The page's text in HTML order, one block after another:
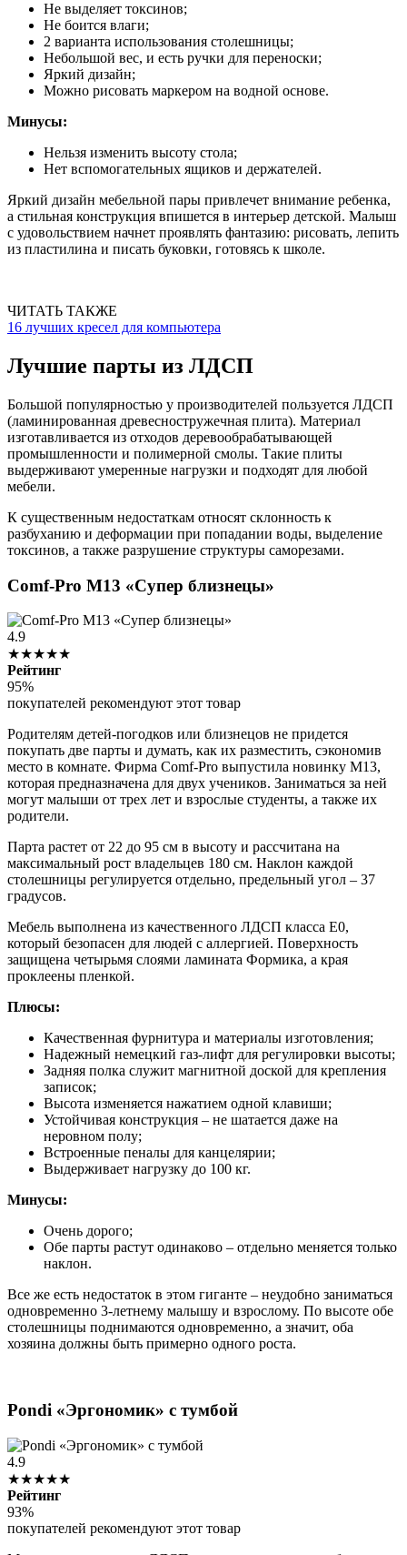
Не выделяет токсинов;
Не боится влаги;
2 варианта использования столешницы;
Небольшой вес, и есть ручки для переноски;
Яркий дизайн;
Можно рисовать маркером на водной основе.
Минусы:
Нельзя изменить высоту стола;
Нет вспомогательных ящиков и держателей.
Яркий дизайн мебельной пары привлечет внимание ребенка,
а стильная конструкция впишется в интерьер детской. Малыш
с удовольствием начнет проявлять фантазию: рисовать, лепить
из пластилина и писать буковки, готовясь к школе.
ЧИТАТЬ ТАКЖЕ
16 лучших кресел для компьютера
Лучшие парты из ЛДСП
Большой популярностью у производителей пользуется ЛДСП
(ламинированная древесностружечная плита). Материал
изготавливается из отходов деревообрабатывающей
промышленности и полимерной смолы. Такие плиты
выдерживают умеренные нагрузки и подходят для любой
мебели.
К существенным недостаткам относят склонность к
разбуханию и деформации при попадании воды, выделение
токсинов, а также разрушение структуры саморезами.
Comf-Pro M13 «Супер близнецы»
4.9
★★★★★
Рейтинг
95%
покупателей рекомендуют этот товар
Родителям детей-погодков или близнецов не придется
покупать две парты и думать, как их разместить, сэкономив
место в комнате. Фирма Comf-Pro выпустила новинку М13,
которая предназначена для двух учеников. Заниматься за ней
могут малыши от трех лет и взрослые студенты, а также их
родители.
Парта растет от 22 до 95 см в высоту и рассчитана на
максимальный рост владельцев 180 см. Наклон каждой
столешницы регулируется отдельно, предельный угол – 37
градусов.
Мебель выполнена из качественного ЛДСП класса Е0,
который безопасен для людей с аллергией. Поверхность
защищена четырьмя слоями ламината Формика, а края
проклеены пленкой.
Плюсы:
Качественная фурнитура и материалы изготовления;
Надежный немецкий газ-лифт для регулировки высоты;
Задняя полка служит магнитной доской для крепления
записок;
Высота изменяется нажатием одной клавиши;
Устойчивая конструкция – не шатается даже на
неровном полу;
Встроенные пеналы для канцелярии;
Выдерживает нагрузку до 100 кг.
Минусы:
Очень дорого;
Обе парты растут одинаково – отдельно меняется только
наклон.
Все же есть недостаток в этом гиганте – неудобно заниматься
одновременно 3-летнему малышу и взрослому. По высоте обе
столешницы поднимаются одновременно, а значит, оба
хозяина должны быть примерно одного роста.
Pondi «Эргономик» с тумбой
4.9
★★★★★
Рейтинг
93%
покупателей рекомендуют этот товар